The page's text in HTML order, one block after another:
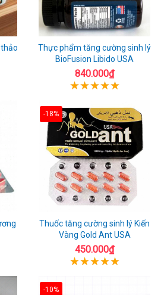
Thực phẩm tăng cường sinh lý
BioFusion Libido USA
840.000₫
-18%
Thuốc tăng cường sinh lý Kiến
Vàng Gold Ant USA
450.000₫
-10%